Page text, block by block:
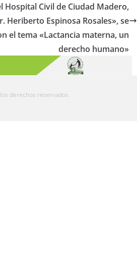
Hospital Civil de Ciudad Madero,
Heriberto Espinosa Rosales», se
el tema «Lactancia materna, un
derecho humano»
derechos reservados